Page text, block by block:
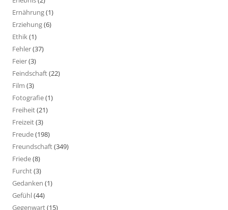
Ernährung(1)
Erziehung(6)
Ethik(1)
Fehler(37)
Feier(3)
Feindschaft(22)
Film (3)
Fotografie(1)
Freiheit(21)
Freizeit(3)
Freude(198)
Freundschaft(349)
Friede(8)
Furcht(3)
Gedanken (1)
Gefühl(44)
Gegenwart(15)